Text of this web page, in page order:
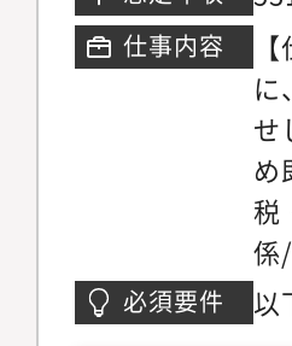
徴
ル
益
指
ボ
業
仕事内容
に
せ
め
税
係
必須要件
以